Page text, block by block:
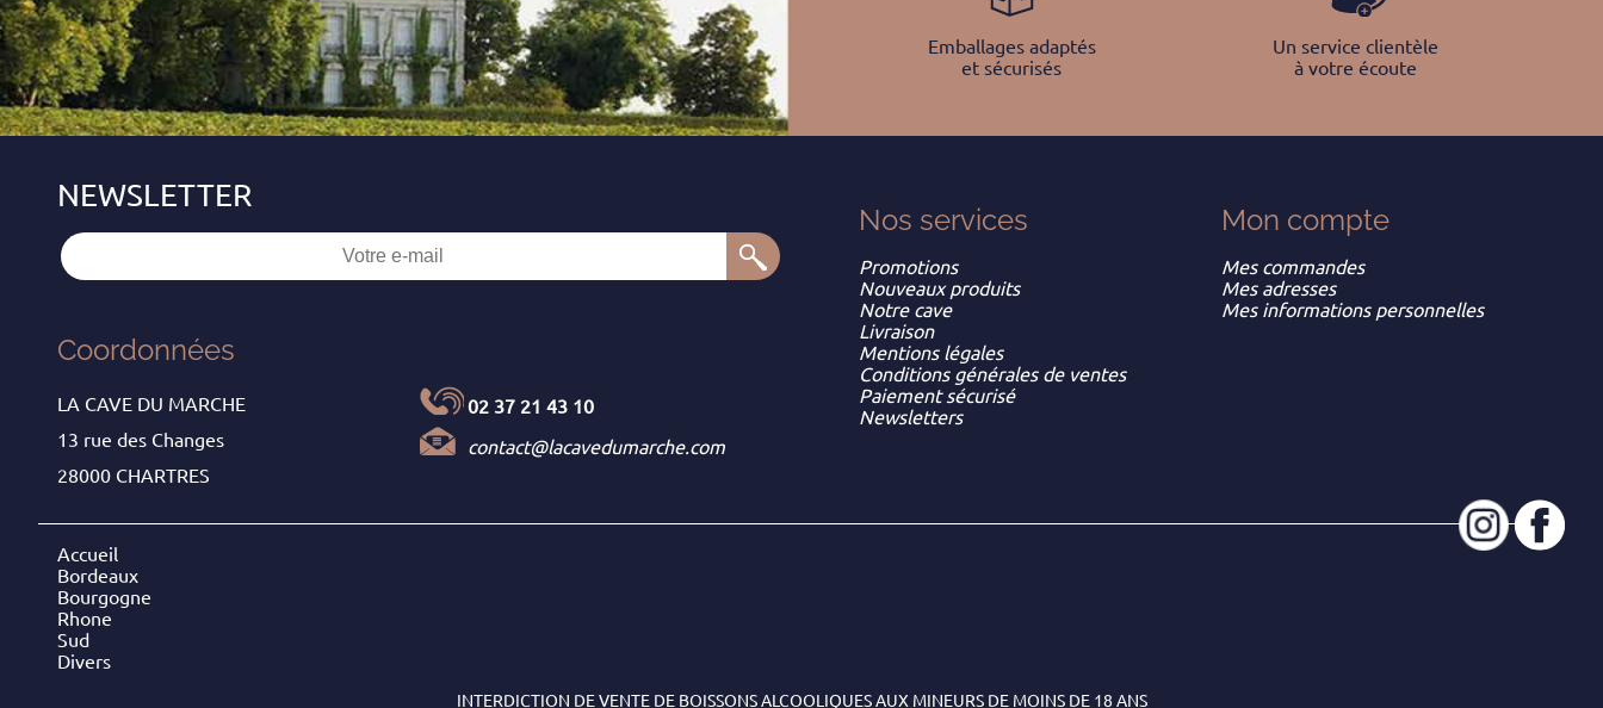
Emballages adaptés
et sécurisés
Un service clientèle
à votre écoute
Coordonnées
LA CAVE DU MARCHE
13 rue des Changes
28000 CHARTRES
02 37 21 43 10
contact@lacavedumarche.com
Nos services
Promotions
Nouveaux produits
Notre cave
Livraison
Mentions légales
Conditions générales de ventes
Paiement sécurisé
Newsletters
Mon compte
Mes commandes
Mes adresses
Mes informations personnelles
Accueil
Bordeaux
Bourgogne
Rhone
Sud
Divers
INTERDICTION DE VENTE DE BOISSONS ALCOOLIQUES AUX MINEURS DE MOINS DE 18 ANS